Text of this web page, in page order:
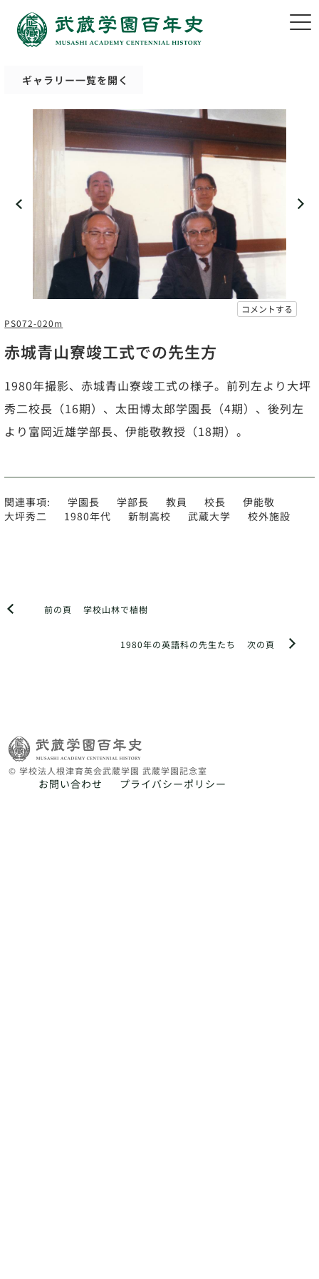
ギャラリー一覧を開く
コメントする
PS072-020m
赤城青山寮竣工式での先生方
1980年撮影、赤城青山寮竣工式の様子。前列左より大坪
秀二校長（16期）、太田博太郎学園長（4期）、後列左
より富岡近雄学部長、伊能敬教授（18期）。
関連事項: 学園長 学部長 教員 校長
伊能敬
大坪秀二
1980年代 新制高校 武蔵大学 校外施設
前の頁 学校山林で植樹
次の頁
1980年の英語科の先生たち
© 学校法人根津育英会武蔵学園 武蔵学園記念室
お問い合わせ プライバシーポリシー